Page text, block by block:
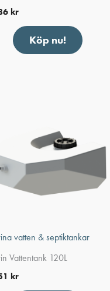
kr
Köp nu!
vatten & septiktankar
Vattentank 120L
kr